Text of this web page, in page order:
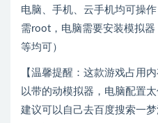
电脑、手机、云手机均可操
需root，电脑需要安装模拟
等均可）
【温馨提醒：这款游戏占用
以带的动模拟器，电脑配置
建议可以自己去百度搜索一